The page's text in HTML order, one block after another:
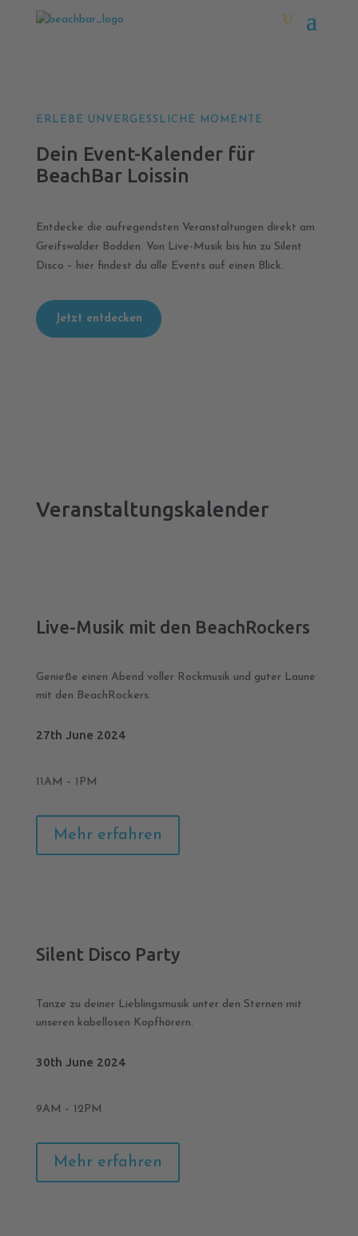
ERLEBE UNVERGESSLICHE MOMENTE
Dein Event-Kalender für
BeachBar Loissin
Entdecke die aufregendsten Veranstaltungen direkt am
Greifswalder Bodden. Von Live-Musik bis hin zu Silent
Disco – hier findest du alle Events auf einen Blick.
Jetzt entdecken
Veranstaltungskalender
Live-Musik mit den BeachRockers
Genieße einen Abend voller Rockmusik und guter Laune
mit den BeachRockers.
27th June 2024
11AM – 1PM
Mehr erfahren
Silent Disco Party
Tanze zu deiner Lieblingsmusik unter den Sternen mit
unseren kabellosen Kopfhörern.
30th June 2024
9AM – 12PM
Mehr erfahren